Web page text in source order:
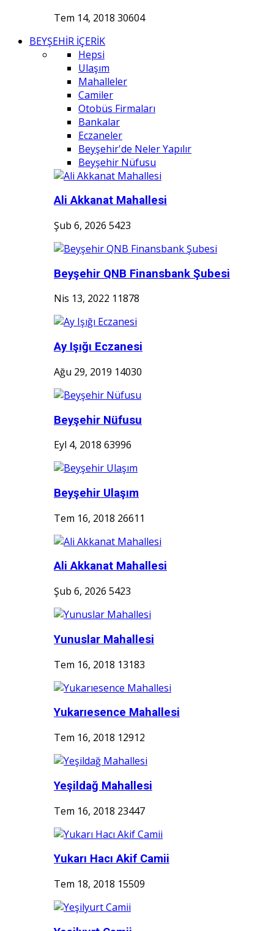
Tem 14, 2018 30604
BEYŞEHİR İÇERİK
Hepsi
Ulaşım
Mahalleler
Camiler
Otobüs Firmaları
Bankalar
Eczaneler
Beyşehir'de Neler Yapılır
Beyşehir Nüfusu
Ali Akkanat Mahallesi
Şub 6, 2026 5423
Beyşehir QNB Finansbank Şubesi
Nis 13, 2022 11878
Ay Işığı Eczanesi
Ağu 29, 2019 14030
Beyşehir Nüfusu
Eyl 4, 2018 63996
Beyşehir Ulaşım
Tem 16, 2018 26611
Ali Akkanat Mahallesi
Şub 6, 2026 5423
Yunuslar Mahallesi
Tem 16, 2018 13183
Yukarıesence Mahallesi
Tem 16, 2018 12912
Yeşildağ Mahallesi
Tem 16, 2018 23447
Yukarı Hacı Akif Camii
Tem 18, 2018 15509